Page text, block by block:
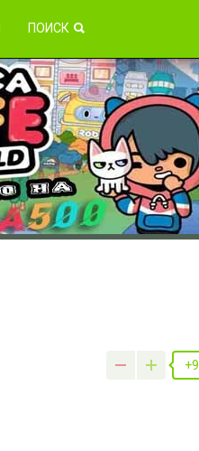
ПОИСК
+9